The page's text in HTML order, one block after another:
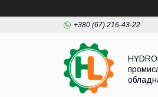
+380 (67) 216-43-22